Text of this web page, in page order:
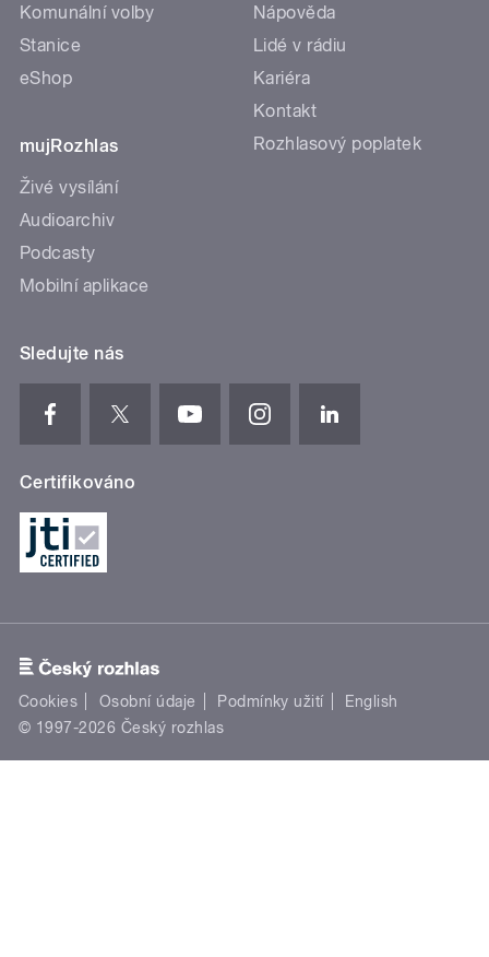
Komunální volby
Stanice
eShop
mujRozhlas
Živé vysílání
Audioarchiv
Podcasty
Mobilní aplikace
Nápověda
Lidé v rádiu
Kariéra
Kontakt
Rozhlasový poplatek
Sledujte nás
Certifikováno
Cookies Osobní údaje Podmínky užití
English
© 1997-2026 Český rozhlas